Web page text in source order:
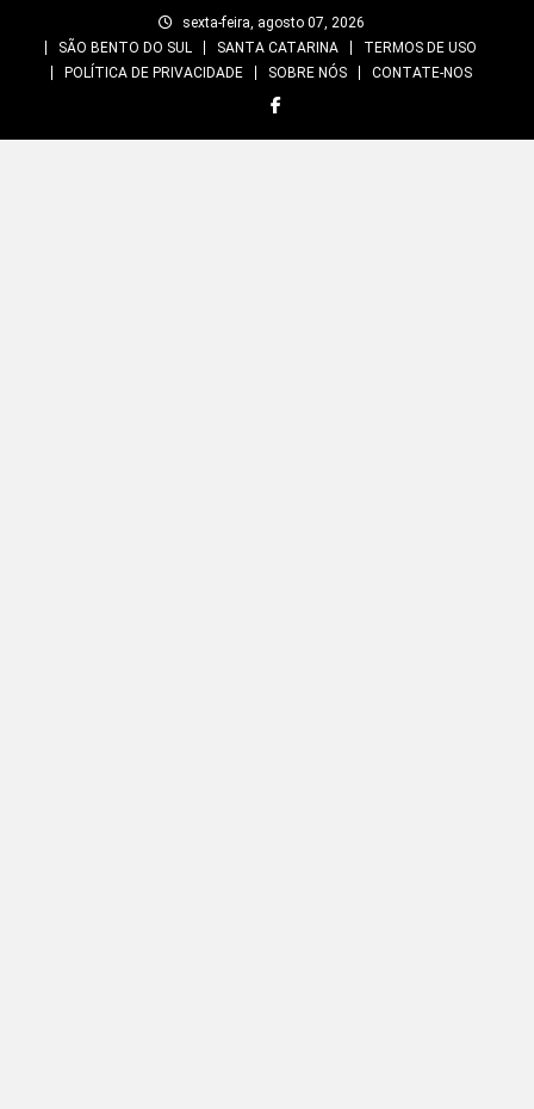
sexta-feira, agosto 07, 2026
SÃO BENTO DO SUL
SANTA CATARINA
TERMOS DE USO
POLÍTICA DE PRIVACIDADE
SOBRE NÓS CONTATE-NOS